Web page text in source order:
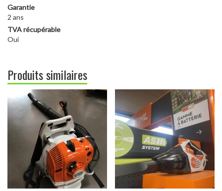
Garantie
2 ans
TVA récupérable
Oui
Produits similaires